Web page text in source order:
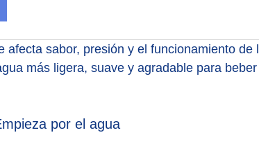
afecta sabor, presión y el funcionamiento de
más ligera, suave y agradable para
por el agua